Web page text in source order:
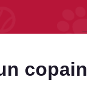
copain